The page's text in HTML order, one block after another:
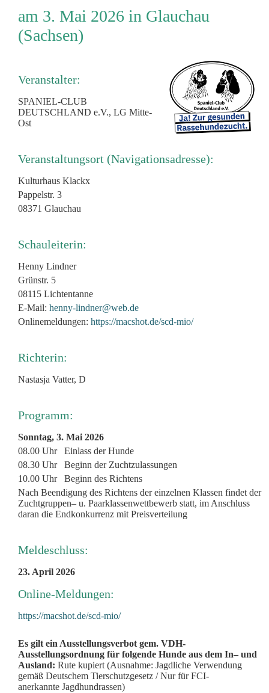
am 3. Mai 2026 in Glauchau
(Sachsen)
Veranstalter:
SPANIEL-CLUB
DEUTSCHLAND e.V., LG Mitte-
Ost
Veranstaltungsort (Navigationsadresse):
Kulturhaus Klackx
Pappelstr. 3
08371 Glauchau
Schauleiterin:
Henny Lindner
Grünstr. 5
08115 Lichtentanne
E-Mail: henny-lindner@web.de
Onlinemeldungen: https://macshot.de/scd-mio/
Richterin:
Nastasja Vatter, D
Programm:
Sonntag, 3. Mai 2026
08.00 Uhr Einlass der Hunde
08.30 Uhr Beginn der Zuchtzulassungen
10.00 Uhr Beginn des Richtens
Nach Beendigung des Richtens der einzelnen Klassen findet der
Zuchtgruppen– u. Paarklassenwettbewerb statt, im Anschluss
daran die Endkonkurrenz mit Preisverteilung
Meldeschluss:
23. April 2026
Online-Meldungen:
https://macshot.de/scd-mio/
Es gilt ein Ausstellungsverbot gem. VDH-
Ausstellungsordnung für folgende Hunde aus dem In– und
Ausland: Rute kupiert (Ausnahme: Jagdliche Verwendung
gemäß Deutschem Tierschutzgesetz / Nur für FCI-
anerkannte Jagdhundrassen)